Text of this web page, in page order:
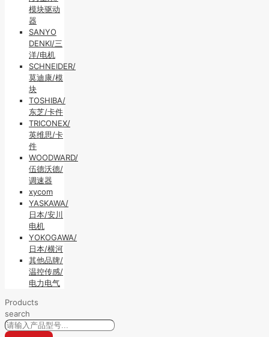
模块驱动
器
SANYO
DENKI/三
洋/电机
SCHNEIDER/
莫迪康/模
块
TOSHIBA/
东芝/卡件
TRICONEX/
英维思/卡
件
WOODWARD/
伍德沃德/
调速器
xycom
YASKAWA/
日本/安川
电机
YOKOGAWA/
日本/横河
其他品牌/
温控传感/
电力电气
Products
search